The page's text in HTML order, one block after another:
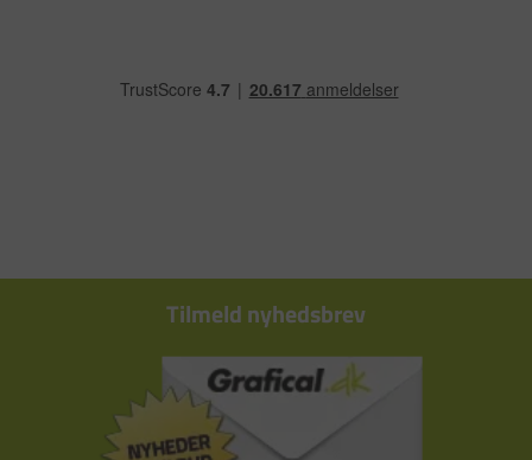
Tilmeld nyhedsbrev